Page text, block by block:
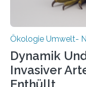
Ökologie Umwelt-
Dynamik
Invasiver